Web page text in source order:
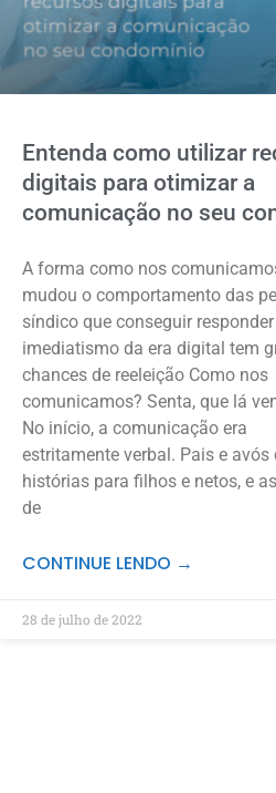
Entenda como utilizar
digitais para otimizar a
comunicação no seu
A forma como nos
mudou o comportamento das
síndico que conseguir
imediatismo da era digital tem
chances de reeleição Como nos
comunicamos? Senta, que lá
No início, a comunicação era
estritamente verbal. Pais e avós
histórias para filhos e netos, e
de
CONTINUE LENDO →
28 de julho de 2022